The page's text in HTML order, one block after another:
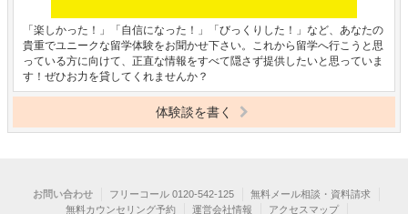
「楽しかった！」「自信になった！」「びっくりした！」など、あなたの
貴重でユニークな留学体験をお聞かせ下さい。これから留学へ行こうと思
っている方に向けて、正直な情報をすべて隠さず提供したいと思っていま
す！ぜひお力を貸してくれませんか？
体験談を書く
お問い合わせ フリーコール 0120-542-125
無料メール相談・資料請求
無料カウンセリング予約
運営会社情報 アクセスマップ